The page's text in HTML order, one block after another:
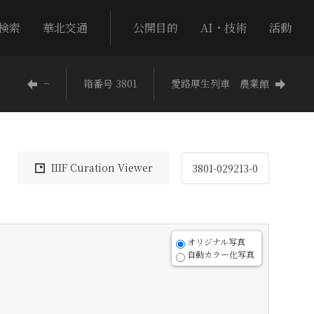
索 華北交通 公開目的 AI・技術 活動
− 箱番号 3801 愛路厚生列車 農業館
IIIF Curation Viewer 3801-029213-0
オリジナル写真
自動カラー化写真